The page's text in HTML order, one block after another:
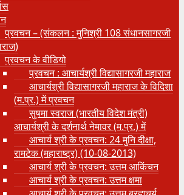
प्रवचन – (संकलन : मुनिश्री 108 संधानसागरजी
प्रवचन के वीडियो
प्रवचन : आचार्यश्री ‍विद्यासागरजी महाराज
आचार्यश्री विद्यासागरजी महाराज के विदिशा
(म.प्र.) में प्रवचन
सुषमा स्वराज (भारतीय विदेश मंत्री)
आचार्यश्री के दर्शनार्थ नेमावर (म.प्र.) में
आचार्य श्री के प्रवचन: 24 मुनि दीक्षा,
रामटेक (महाराष्ट्र) (10-08-2013)
आचार्य श्री के प्रवचन: उत्तम आकिंचन
आचार्य श्री के प्रवचन: उत्तम क्षमा